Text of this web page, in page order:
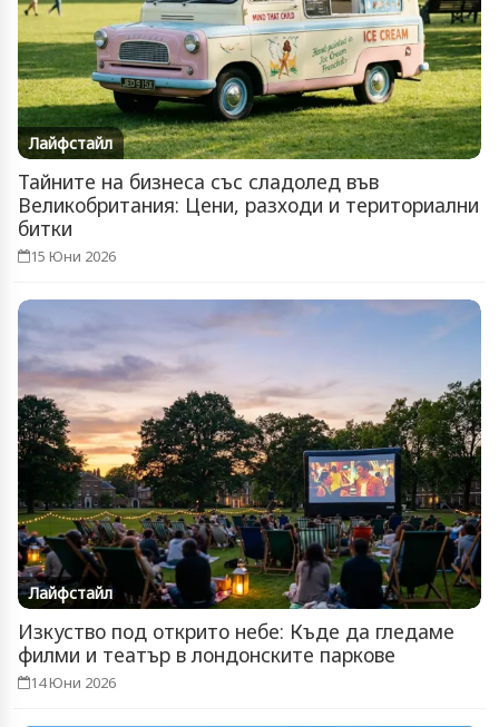
Лайфстайл
Тайните на бизнеса със сладолед във
Великобритания: Цени, разходи и териториални
битки
15 Юни 2026
Лайфстайл
Изкуство под открито небе: Къде да гледаме
филми и театър в лондонските паркове
14 Юни 2026